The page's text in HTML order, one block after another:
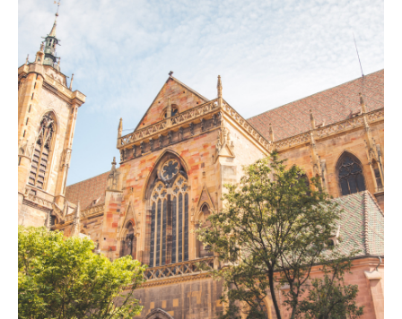
Thema's Formaten
#EstSideStory
Zomer
Met het hele gezin
Met zijn tweetjes
Natuur
In de bergen